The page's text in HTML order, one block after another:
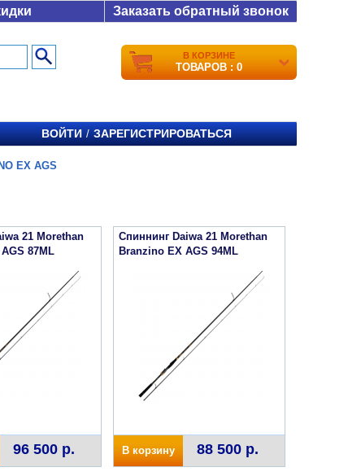
Заказать обратный звонок
В КОРЗИНЕ
ТОВАРОВ : 0
ВОЙТИ / ЗАРЕГИСТРИРОВАТЬСЯ
EX AGS
21 Morethan
87ML
96 500 р.
Спиннинг Daiwa 21 Morethan
Branzino EX AGS 94ML
В корзину 88 500 р.